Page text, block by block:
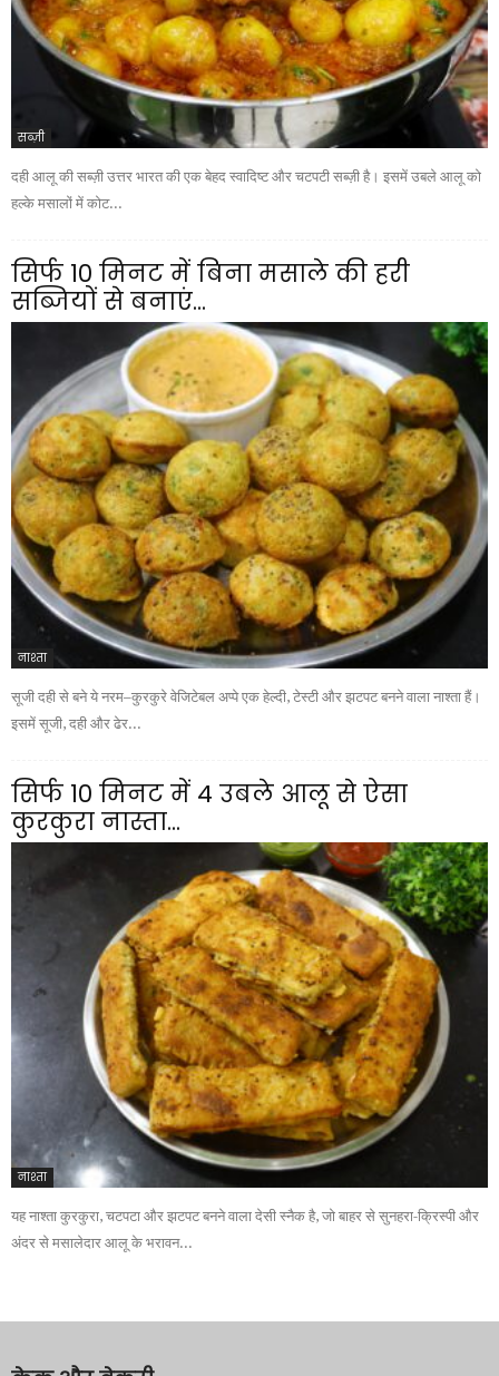
सब्ज़ी
दही आलू की सब्ज़ी उत्तर भारत की एक बेहद स्वादिष्ट और चटपटी सब्ज़ी है। इसमें उबले आलू को
हल्के मसालों में कोट...
सिर्फ 10 मिनट में बिना मसाले की हरी
सब्जियों से बनाएं...
नाश्ता
सूजी दही से बने ये नरम–कुरकुरे वेजिटेबल अप्पे एक हेल्दी, टेस्टी और झटपट बनने वाला नाश्ता हैं।
इसमें सूजी, दही और ढेर...
सिर्फ 10 मिनट में 4 उबले आलू से ऐसा
कुरकुरा नास्ता...
नाश्ता
यह नाश्ता कुरकुरा, चटपटा और झटपट बनने वाला देसी स्नैक है, जो बाहर से सुनहरा-क्रिस्पी और
अंदर से मसालेदार आलू के भरावन...